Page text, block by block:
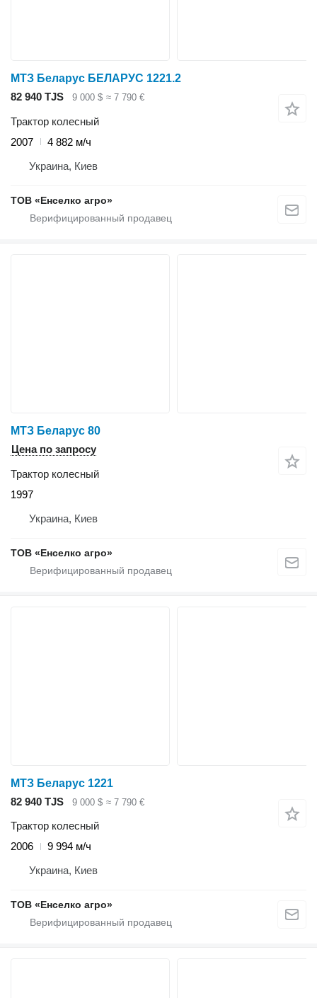
МТЗ Беларус БЕЛАРУС 1221.2
82 940 TJS
9 000 $ ≈ 7 790 €
Трактор колесный
2007
4 882 м/ч
Украина, Киев
ТОВ «Енселко агро»
МТЗ Беларус 80
Цена по запросу
Трактор колесный
1997
Украина, Киев
ТОВ «Енселко агро»
МТЗ Беларус 1221
82 940 TJS
9 000 $ ≈ 7 790 €
Трактор колесный
2006
9 994 м/ч
Украина, Киев
ТОВ «Енселко агро»